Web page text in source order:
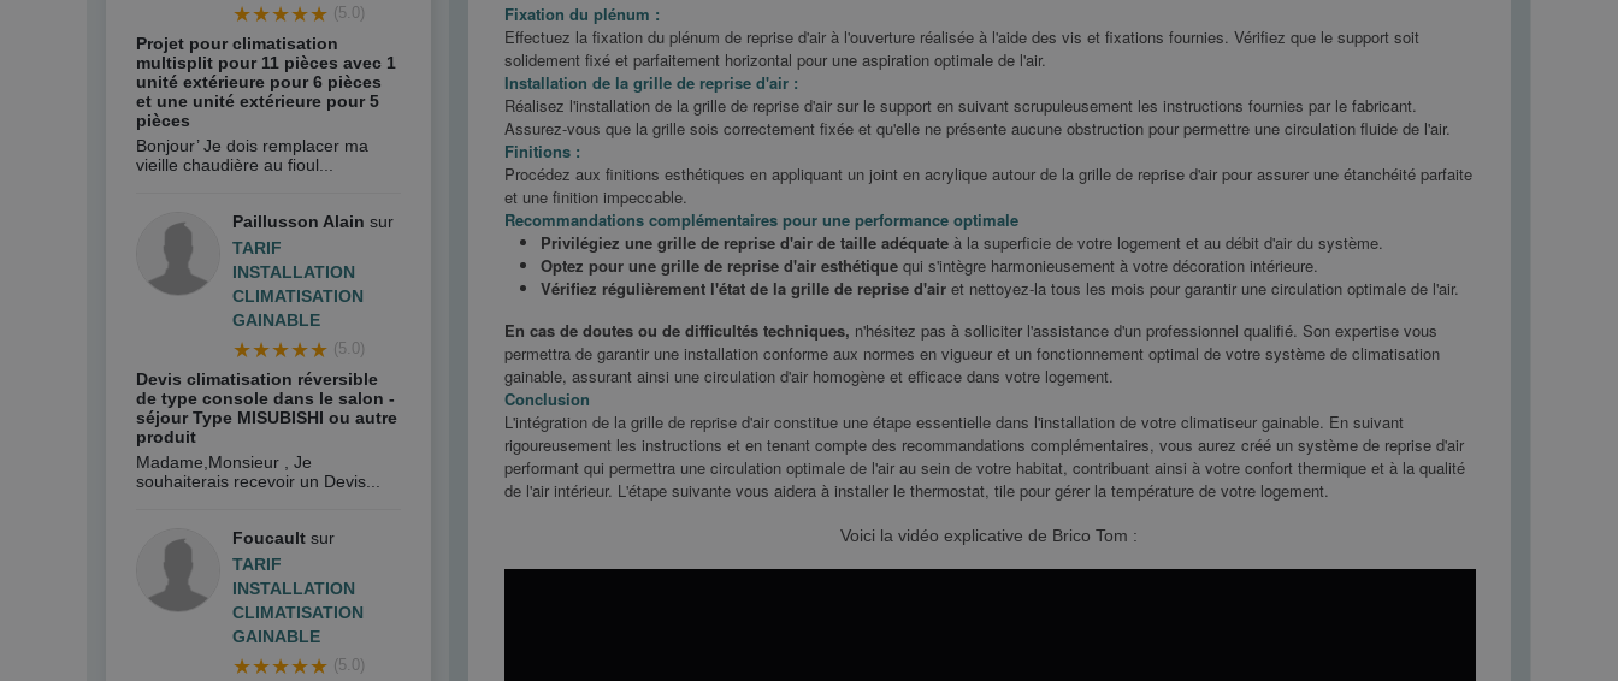
★★★★★ (5.0)
Projet pour climatisation
multisplit pour 11 pièces avec 1
unité extérieure pour 6 pièces
et une unité extérieure pour 5
pièces
Bonjour’ Je dois remplacer ma
vieille chaudière au fioul...
Paillusson Alain sur
TARIF
INSTALLATION
CLIMATISATION
GAINABLE
★★★★★ (5.0)
Devis climatisation réversible
de type console dans le salon -
séjour Type MISUBISHI ou autre
produit
Madame,Monsieur , Je
souhaiterais recevoir un Devis...
Foucault sur
TARIF
INSTALLATION
CLIMATISATION
GAINABLE
★★★★★ (5.0)
Fixation du plénum :
Effectuez la fixation du plénum de reprise d'air à l'ouverture réalisée à l'aide des vis et fixations fournies. Vérifiez que le support soit
solidement fixé et parfaitement horizontal pour une aspiration optimale de l'air.
Installation de la grille de reprise d'air :
Réalisez l'installation de la grille de reprise d'air sur le support en suivant scrupuleusement les instructions fournies par le fabricant.
Assurez-vous que la grille sois correctement fixée et qu'elle ne présente aucune obstruction pour permettre une circulation fluide de l'air.
Finitions :
Procédez aux finitions esthétiques en appliquant un joint en acrylique autour de la grille de reprise d'air pour assurer une étanchéité parfaite
et une finition impeccable.
Recommandations complémentaires pour une performance optimale
Privilégiez une grille de reprise d'air de taille adéquateà la superficie de votre logement et au débit d'air du système.
Optez pour une grille de reprise d'air esthétiquequi s'intègre harmonieusement à votre décoration intérieure.
Vérifiez régulièrement l'état de la grille de reprise d'airet nettoyez-la tous les mois pour garantir une circulation optimale de l'air.
En cas de doutes ou de difficultés techniques, n'hésitez pas à solliciter l'assistance d'un professionnel qualifié. Son expertise vous
permettra de garantir une installation conforme aux normes en vigueur et un fonctionnement optimal de votre système de climatisation
gainable, assurant ainsi une circulation d'air homogène et efficace dans votre logement.
Conclusion
L'intégration de la grille de reprise d'air constitue une étape essentielle dans l'installation de votre climatiseur gainable. En suivant
rigoureusement les instructions et en tenant compte des recommandations complémentaires, vous aurez créé un système de reprise d'air
performant qui permettra une circulation optimale de l'air au sein de votre habitat, contribuant ainsi à votre confort thermique et à la qualité
de l'air intérieur. L'étape suivante vous aidera à installer le thermostat, tile pour gérer la température de votre logement.
Voici la vidéo explicative de Brico Tom :